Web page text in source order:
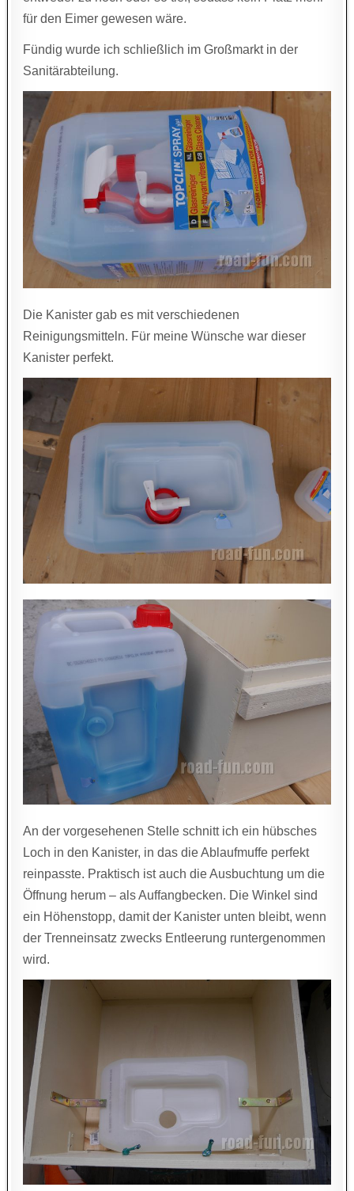
für den Eimer gewesen wäre.
Fündig wurde ich schließlich im Großmarkt in der
Sanitärabteilung.
Die Kanister gab es mit verschiedenen
Reinigungsmitteln. Für meine Wünsche war dieser
Kanister perfekt.
An der vorgesehenen Stelle schnitt ich ein hübsches
Loch in den Kanister, in das die Ablaufmuffe perfekt
reinpasste. Praktisch ist auch die Ausbuchtung um die
Öffnung herum – als Auffangbecken. Die Winkel sind
ein Höhenstopp, damit der Kanister unten bleibt, wenn
der Trenneinsatz zwecks Entleerung runtergenommen
wird.